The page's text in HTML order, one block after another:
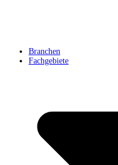
Branchen
Fachgebiete